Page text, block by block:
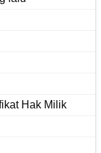
Hak Milik